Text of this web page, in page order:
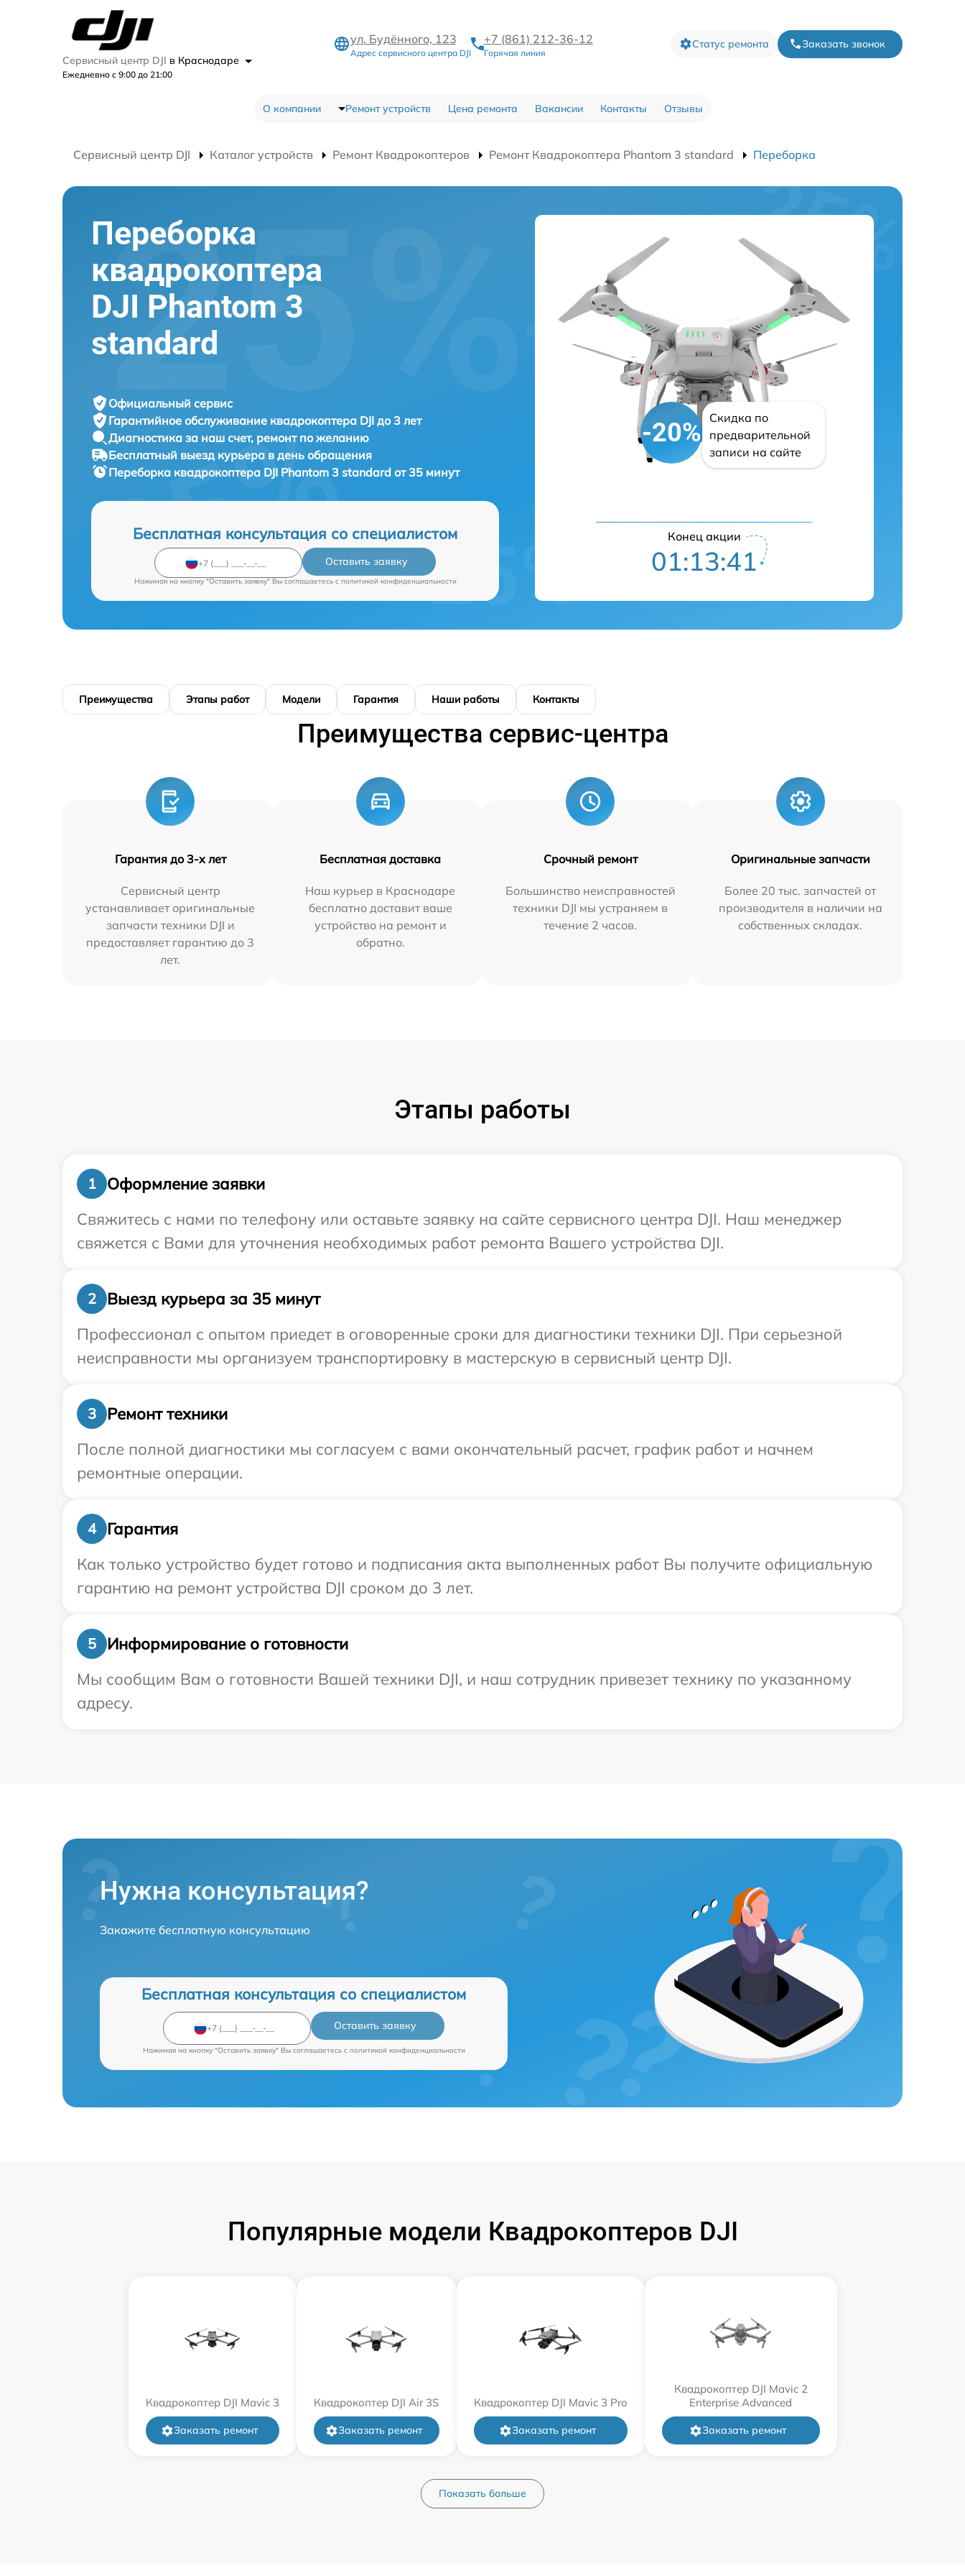
Сервисный центр DJI в Краснодаре
Ежедневно с 9:00 до 21:00
ул. Будённого, 123
Адрес сервисного центра DJI
+7 (861) 212-36-12
Горячая линия
Статус ремонта Заказать звонок
О компании Ремонт устройств Цена ремонта Вакансии Контакты Отзывы
Сервисный центр DJI Каталог устройств Ремонт Квадрокоптеров Ремонт Квадрокоптера Phantom 3 standard Переборка
Переборка
квадрокоптера
DJI Phantom 3
standard
Официальный сервис
Гарантийное обслуживание квадрокоптера DJI до 3 лет
Диагностика за наш счет, ремонт по желанию
Бесплатный выезд курьера в день обращения
Переборка квадрокоптера DJI Phantom 3 standard от 35 минут
Бесплатная консультация со специалистом
Оставить заявку
Нажимая на кнопку "Оставить заявку" Вы соглашаетесь c политикой конфиденциальности
-20%
Скидка по
предварительной
записи на сайте
Конец акции
01:13:41
Преимущества Этапы работ Модели Гарантия Наши работы Контакты
Преимущества сервис-центра
Гарантия до 3-х лет
Сервисный центр
устанавливает оригинальные
запчасти техники DJI и
предоставляет гарантию до 3
лет.
Бесплатная доставка
Наш курьер в Краснодаре
бесплатно доставит ваше
устройство на ремонт и
обратно.
Срочный ремонт
Большинство неисправностей
техники DJI мы устраняем в
течение 2 часов.
Оригинальные запчасти
Более 20 тыс. запчастей от
производителя в наличии на
собственных складах.
Этапы работы
1
Оформление заявки
Свяжитесь с нами по телефону или оставьте заявку на сайте сервисного центра DJI. Наш менеджер
свяжется с Вами для уточнения необходимых работ ремонта Вашего устройства DJI.
2
Выезд курьера за 35 минут
Профессионал с опытом приедет в оговоренные сроки для диагностики техники DJI. При серьезной
неисправности мы организуем транспортировку в мастерскую в сервисный центр DJI.
3
Ремонт техники
После полной диагностики мы согласуем с вами окончательный расчет, график работ и начнем
ремонтные операции.
4
Гарантия
Как только устройство будет готово и подписания акта выполненных работ Вы получите официальную
гарантию на ремонт устройства DJI сроком до 3 лет.
5
Информирование о готовности
Мы сообщим Вам о готовности Вашей техники DJI, и наш сотрудник привезет технику по указанному
адресу.
Нужна консультация?
Закажите бесплатную консультацию
Бесплатная консультация со специалистом
Оставить заявку
Нажимая на кнопку "Оставить заявку" Вы соглашаетесь c политикой конфиденциальности
Популярные модели Квадрокоптеров DJI
Квадрокоптер DJI Mavic 3
Заказать ремонт
Квадрокоптер DJI Air 3S
Заказать ремонт
Квадрокоптер DJI Mavic 3 Pro
Заказать ремонт
Квадрокоптер DJI Mavic 2
Enterprise Advanced
Заказать ремонт
Показать больше